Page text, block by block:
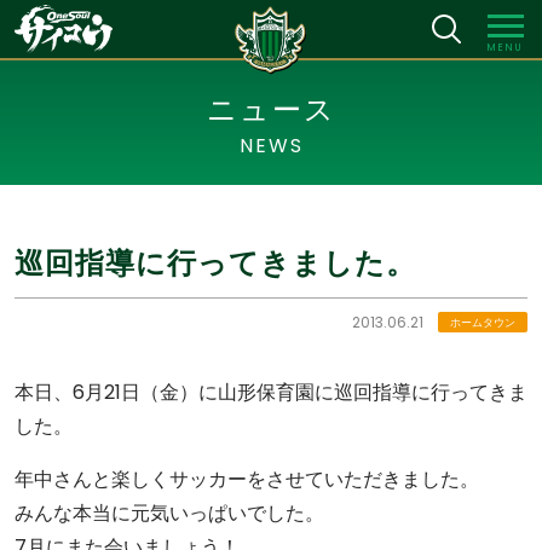
MENU
ニュース
NEWS
巡回指導に行ってきました。
2013.06.21 ホームタウン
本日、6月21日（金）に山形保育園に巡回指導に行ってきま
した。
年中さんと楽しくサッカーをさせていただきました。
みんな本当に元気いっぱいでした。